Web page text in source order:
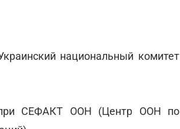
национальный комитет
при СЕФАКТ ООН (Центр ООН по